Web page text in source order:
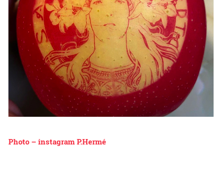
Photo – instagram P.Hermé